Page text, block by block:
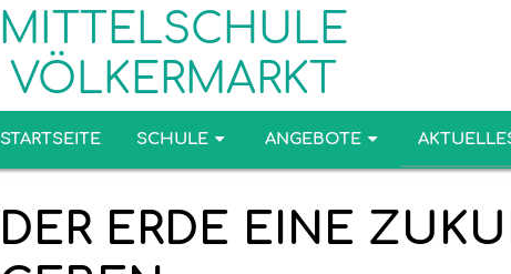
MITTELSCHULE
VÖLKERMARKT
STARTSEITE SCHULE ANGEBOTE
Aktuelles
DER ERDE EINE